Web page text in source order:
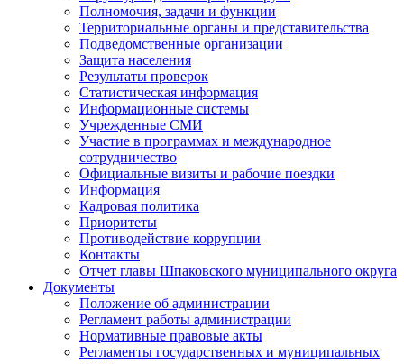
Полномочия, задачи и функции
Территориальные органы и представительства
Подведомственные организации
Защита населения
Результаты проверок
Статистическая информация
Информационные системы
Учрежденные СМИ
Участие в программах и международное
сотрудничество
Официальные визиты и рабочие поездки
Информация
Кадровая политика
Приоритеты
Противодействие коррупции
Контакты
Отчет главы Шпаковского муниципального округа
Документы
Положение об администрации
Регламент работы администрации
Нормативные правовые акты
Регламенты государственных и муниципальных